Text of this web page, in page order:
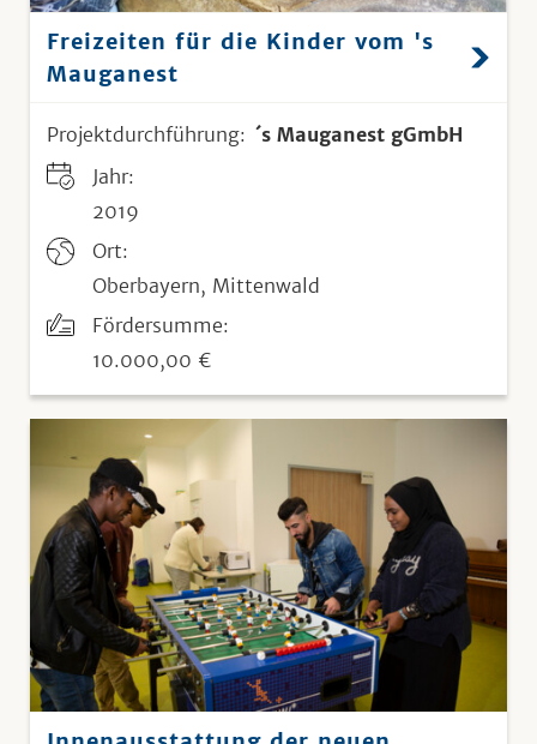
Freizeiten für die Kinder vom 's
Mauganest
Projektdurchführung: ´s Mauganest gGmbH
Jahr:
2019
Ort:
Oberbayern, Mittenwald
Fördersumme:
10.000,00 €